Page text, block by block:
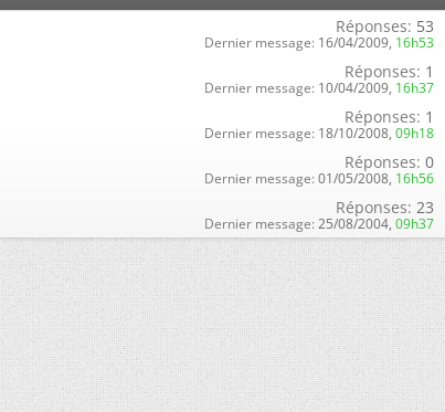
Réponses: 53
Dernier message: 16/04/2009, 16h53
Réponses: 1
Dernier message: 10/04/2009, 16h37
Réponses: 1
Dernier message: 18/10/2008, 09h18
Réponses: 0
Dernier message: 01/05/2008, 16h56
Réponses: 23
Dernier message: 25/08/2004, 09h37